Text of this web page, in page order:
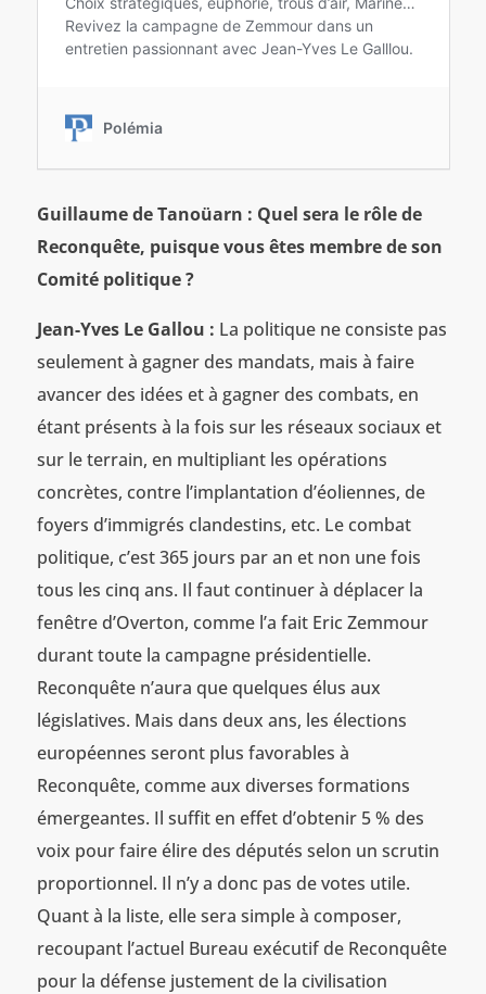
Guillaume de Tanoüarn : Quel sera le rôle de
Reconquête, puisque vous êtes membre de son
Comité politique ?
Jean-Yves Le Gallou : La politique ne consiste pas
seulement à gagner des mandats, mais à faire
avancer des idées et à gagner des combats, en
étant présents à la fois sur les réseaux sociaux et
sur le terrain, en multipliant les opérations
concrètes, contre l’implantation d’éoliennes, de
foyers d’immigrés clandestins, etc. Le combat
politique, c’est 365 jours par an et non une fois
tous les cinq ans. Il faut continuer à déplacer la
fenêtre d’Overton, comme l’a fait Eric Zemmour
durant toute la campagne présidentielle.
Reconquête n’aura que quelques élus aux
législatives. Mais dans deux ans, les élections
européennes seront plus favorables à
Reconquête, comme aux diverses formations
émergeantes. Il suffit en effet d’obtenir 5 % des
voix pour faire élire des députés selon un scrutin
proportionnel. Il n’y a donc pas de votes utile.
Quant à la liste, elle sera simple à composer,
recoupant l’actuel Bureau exécutif de Reconquête
pour la défense justement de la civilisation